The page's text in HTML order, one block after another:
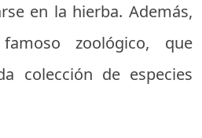
en la hierba. Además,
zoológico, que
colección de especies